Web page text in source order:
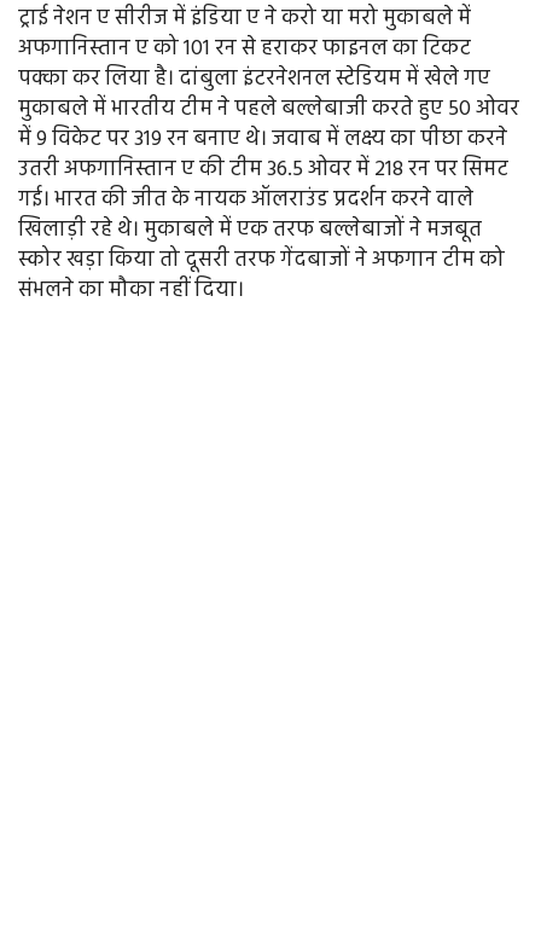
ट्राई नेशन ए सीरीज में इंडिया ए ने करो या मरो मुकाबले में
अफगानिस्तान ए को 101 रन से हराकर फाइनल का टिकट
पक्का कर लिया है। दांबुला इंटरनेशनल स्टेडियम में खेले गए
मुकाबले में भारतीय टीम ने पहले बल्लेबाजी करते हुए 50 ओवर
में 9 विकेट पर 319 रन बनाए थे। जवाब में लक्ष्य का पीछा करने
उतरी अफगानिस्तान ए की टीम 36.5 ओवर में 218 रन पर सिमट
गई। भारत की जीत के नायक ऑलराउंड प्रदर्शन करने वाले
खिलाड़ी रहे थे। मुकाबले में एक तरफ बल्लेबाजों ने मजबूत
स्कोर खड़ा किया तो दूसरी तरफ गेंदबाजों ने अफगान टीम को
संभलने का मौका नहीं दिया।